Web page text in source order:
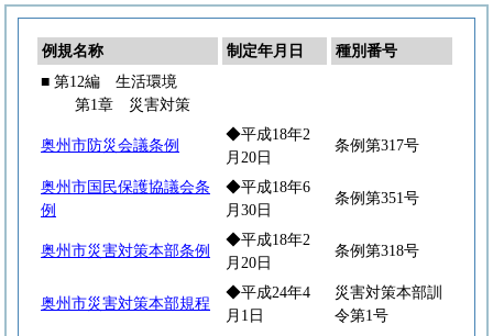
例規名称 制定年月日
種別番号
■ 第12編 生活環境
第1章 災害対策
奥州市防災会議条例
◆平成18年2
月20日
条例第317号
奥州市国民保護協議会条
例
◆平成18年6
月30日
条例第351号
奥州市災害対策本部条例
◆平成18年2
月20日
条例第318号
奥州市災害対策本部規程
◆平成24年4
月1日
災害対策本部訓
令第1号